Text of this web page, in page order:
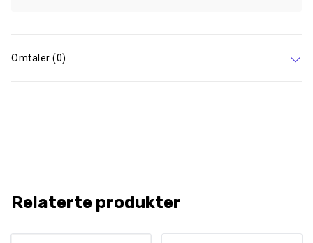
Omtaler (0)
Relaterte produkter